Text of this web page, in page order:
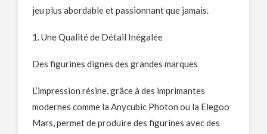
jeu plus abordable et passionnant que jamais.
1. Une Qualité de Détail Inégalée
Des figurines dignes des grandes marques
L’impression résine, grâce à des imprimantes
modernes comme la Anycubic Photon ou la Elegoo
Mars, permet de produire des figurines avec des